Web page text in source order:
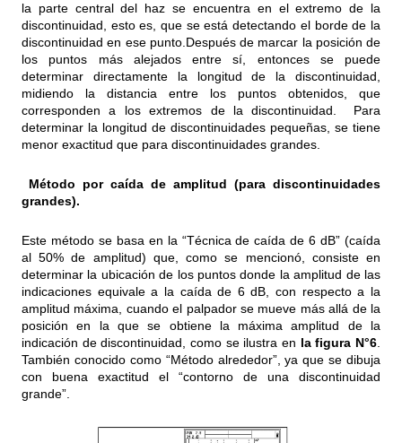
la parte central del haz se encuentra en el extremo de la
discontinuidad, esto es, que se está detectando el borde de la
discontinuidad en ese punto.Después de marcar la posición de
los puntos más alejados entre sí, entonces se puede
determinar directamente la longitud de la discontinuidad,
midiendo la distancia entre los puntos obtenidos, que
corresponden a los extremos de la discontinuidad. Para
determinar la longitud de discontinuidades pequeñas, se tiene
menor exactitud que para discontinuidades grandes.
Método por caída de amplitud (para discontinuidades
grandes).
Este método se basa en la “Técnica de caída de 6 dB” (caída
al 50% de amplitud) que, como se mencionó, consiste en
determinar la ubicación de los puntos donde la amplitud de las
indicaciones equivale a la caída de 6 dB, con respecto a la
amplitud máxima, cuando el palpador se mueve más allá de la
posición en la que se obtiene la máxima amplitud de la
indicación de discontinuidad, como se ilustra en la figura N°6.
También conocido como “Método alrededor”, ya que se dibuja
con buena exactitud el “contorno de una discontinuidad
grande”.